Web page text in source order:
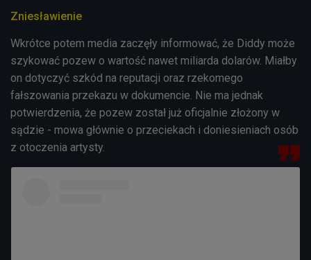
Zniesławienie
Wkrótce potem media zaczęły informować, że Diddy może
szykować pozew o wartość nawet miliarda dolarów. Miałby
on dotyczyć szkód na reputacji oraz rzekomego
fałszowania przekazu w dokumencie. Nie ma jednak
potwierdzenia, że pozew został już oficjalnie złożony w
sądzie - mowa głównie o przeciekach i doniesieniach osób
z otoczenia artysty.